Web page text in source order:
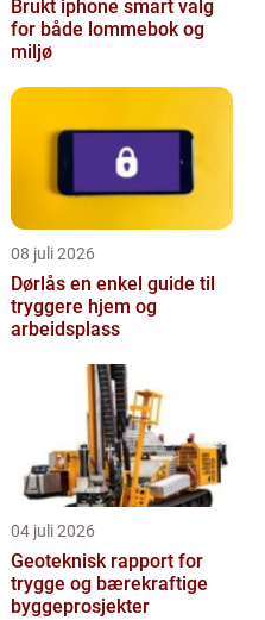
Brukt iphone smart valg
for både lommebok og
miljø
08 juli 2026
Dørlås en enkel guide til
tryggere hjem og
arbeidsplass
04 juli 2026
Geoteknisk rapport for
trygge og bærekraftige
byggeprosjekter